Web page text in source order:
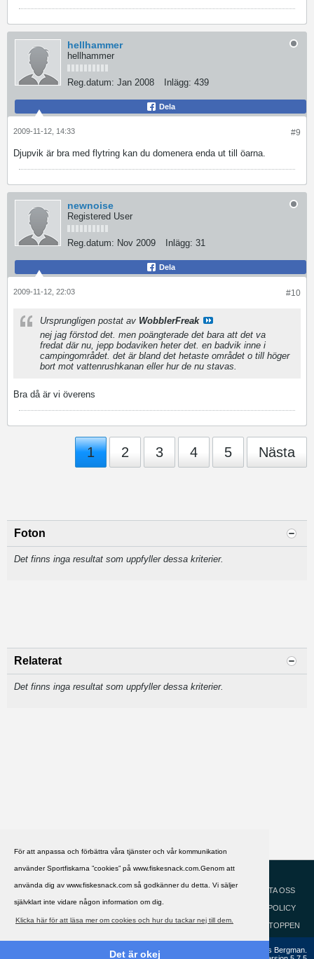
För att anpassa och förbättra våra tjänster och vår kommunikation
använder Sportfiskarna ”cookies” på www.fiskesnack.com.Genom att
använda dig av www.fiskesnack.com så godkänner du detta. Vi säljer
självklart inte vidare någon information om dig.
Klicka här för att läsa mer om cookies och hur du tackar nej till dem.
Det är okej
hellhammer
hellhammer
Reg.datum: Jan 2008 Inlägg: 439
Dela
#9
2009-11-12, 14:33
Djupvik är bra med flytring kan du domenera enda ut till öarna.
newnoise
Registered User
Reg.datum: Nov 2009 Inlägg: 31
Dela
#10
2009-11-12, 22:03
Ursprungligen postat av WobblerFreak
nej jag förstod det. men poängterade det bara att det va
fredat där nu, jepp bodaviken heter det. en badvik inne i
campingområdet. det är bland det hetaste området o till höger
bort mot vattenrushkanan eller hur de nu stavas.
Bra då är vi överens
1 2 3 4 5 Nästa
Foton
Det finns inga resultat som uppfyller dessa kriterier.
Relaterat
Det finns inga resultat som uppfyller dessa kriterier.
HJÄLP
KONTAKTA OSS
COOKIEPOLICY
GÅ TILL TOPPEN
Copyright ©2002 - 2021, FiskeSnack.com. Grundad 2002 av Anders Bergman.